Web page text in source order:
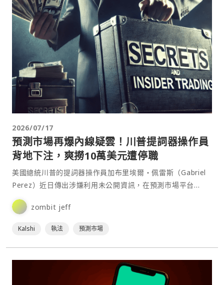
2026/07/17
預測市場再爆內線疑雲！川普提詞器操作員
背地下注，爽撈10萬美元遭停職
美國總統川普的提詞器操作員加布里埃爾・佩雷斯（Gabriel
Perez）近日傳出涉嫌利用未公開資訊，在預測市場平台
Kalshi 上進行交易獲利，目前正與聯邦監管⋯
zombit jeff
Kalshi 執法 預測市場